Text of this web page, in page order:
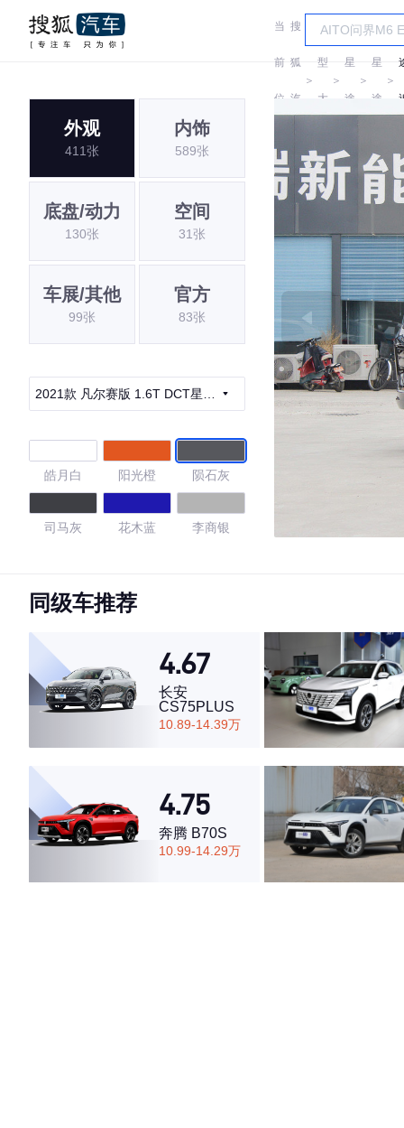
当
前
位
搜
狐
汽
＞
车
型
大
＞
星
途
＞
星
途
＞
外观
411张
内饰
589张
底盘/动力
130张
空间
31张
车展/其他
99张
官方
83张
2021款 凡尔赛版 1.6T DCT星睿
皓月白 阳光橙 陨石灰
司马灰 花木蓝 李商银
4.77
·外观表现较为优秀，优于70%同级车
·内饰表现较为优秀，优于83%同级车
·空间表现一般，低于61%同级车
同级车推荐
4.67
长安
CS75PLUS
10.89-14.39万
4.75
奔腾 B70S
10.99-14.29万